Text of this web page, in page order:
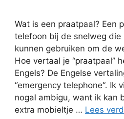
Wat is een praatpaal? Een
telefoon bij de snelweg die
kunnen gebruiken om de
Hoe vertaal je “praatpaal”
Engels? De Engelse
“emergency telephone“. Ik
nogal ambigu, want ik kan
extra mobieltje … Lees